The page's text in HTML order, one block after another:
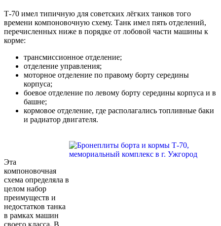
Т-70 имел типичную для советских лёгких танков того
времени компоновочную схему. Танк имел пять отделений,
перечисленных ниже в порядке от лобовой части машины к
корме:
трансмиссионное отделение;
отделение управления;
моторное отделение по правому борту середины
корпуса;
боевое отделение по левому борту середины корпуса и в
башне;
кормовое отделение, где располагались топливные баки
и радиатор двигателя.
Эта
компоновочная
схема определяла в
целом набор
преимуществ и
недостатков танка
в рамках машин